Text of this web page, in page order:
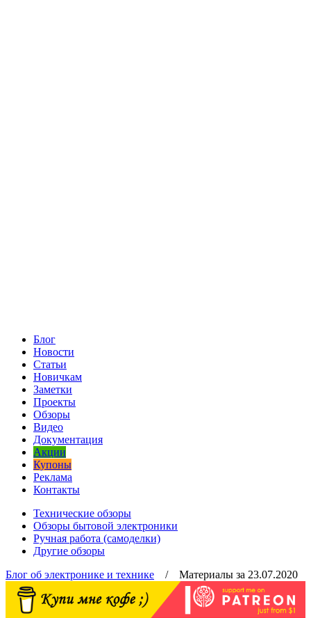
Блог
Новости
Статьи
Новичкам
Заметки
Проекты
Обзоры
Видео
Документация
Акции
Купоны
Реклама
Контакты
Технические обзоры
Обзоры бытовой электроники
Ручная работа (самоделки)
Другие обзоры
Блог об электронике и технике / Материалы за 23.07.2020